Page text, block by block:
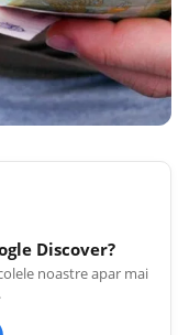
Discover?
noastre apar mai